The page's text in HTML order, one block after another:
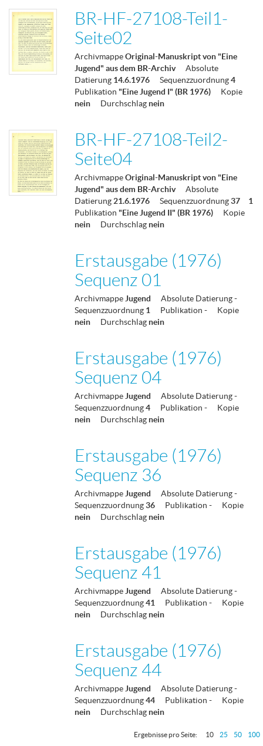
BR-HF-27108-Teil1-
Seite02
ArchivmappeOriginal-Manuskript von "Eine
Jugend" aus dem BR-Archiv
Absolute
Datierung 14.6.1976 Sequenzzuordnung4
Publikation "Eine Jugend I" (BR 1976)
Kopie
nein
Durchschlag nein
BR-HF-27108-Teil2-
Seite04
ArchivmappeOriginal-Manuskript von "Eine
Jugend" aus dem BR-Archiv
Absolute
Datierung 21.6.1976 Sequenzzuordnung37
1
Publikation "Eine Jugend II" (BR 1976)
Kopie
nein
Durchschlag nein
Erstausgabe (1976)
Sequenz 01
Archivmappe Jugend Absolute Datierung-
Sequenzzuordnung 1 Publikation -
Kopie
nein
Durchschlag nein
Erstausgabe (1976)
Sequenz 04
Archivmappe Jugend Absolute Datierung-
Sequenzzuordnung4 Publikation -
Kopie
nein
Durchschlag nein
Erstausgabe (1976)
Sequenz 36
Archivmappe Jugend Absolute Datierung-
Sequenzzuordnung36 Publikation -
Kopie
nein
Durchschlag nein
Erstausgabe (1976)
Sequenz 41
Archivmappe Jugend Absolute Datierung-
Sequenzzuordnung41 Publikation -
Kopie
nein
Durchschlag nein
Erstausgabe (1976)
Sequenz 44
Archivmappe Jugend Absolute Datierung-
Sequenzzuordnung44 Publikation -
Kopie
nein
Durchschlag nein
Ergebnisse pro Seite: 10 25 50 100